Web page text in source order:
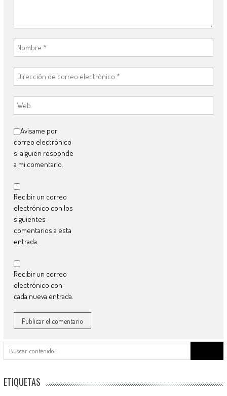
Avísame por
correo electrónico
si alguien responde
a mi comentario.
Recibir un correo
electrónico con los
siguientes
comentarios a esta
entrada.
Recibir un correo
electrónico con
cada nueva entrada.
ETIQUETAS